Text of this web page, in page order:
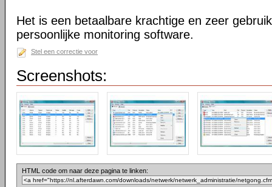
Het is een betaalbare krachtige en zeer
persoonlijke monitoring software.
Stel een correctie voor
Screenshots:
HTML code om naar deze pagina te linken: